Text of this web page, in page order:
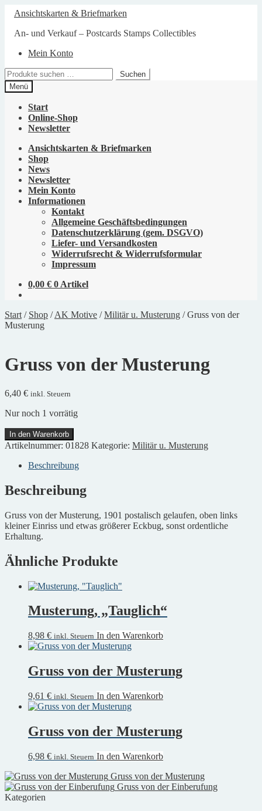
Zur
Navigation
springen
Zum
Inhalt
springen
Ansichtskarten & Briefmarken
An- und Verkauf – Postcards Stamps Collectibles
Mein Konto
Suchen
nach:
Suchen
Menü
Start
Online-Shop
Newsletter
Ansichtskarten & Briefmarken
Shop
News
Newsletter
Mein Konto
Informationen
Kontakt
Allgemeine Geschäftsbedingungen
Datenschutzerklärung (gem. DSGVO)
Liefer- und Versandkosten
Widerrufsrecht & Widerrufsformular
Impressum
0,00 € 0 Artikel
Start / Shop /AK Motive /Militär u. Musterung /Gruss von der
Musterung
Gruss von der Musterung
6,40 € inkl. Steuern
Nur noch 1 vorrätig
Gruss
von
Musterung
In den Warenkorb
Artikelnummer: 01828 Kategorie: Militär u. Musterung
Beschreibung
Beschreibung
Gruss von der Musterung, 1901 postalisch gelaufen, oben links
kleiner Einriss und etwas größerer Eckbug, sonst ordentliche
Erhaltung.
Ähnliche Produkte
Musterung, „Tauglich“
8,98 € inkl. Steuern In den Warenkorb
Gruss von der Musterung
9,61 € inkl. Steuern In den Warenkorb
Gruss von der Musterung
6,98 € inkl. Steuern In den Warenkorb
Gruss von der Musterung
Gruss von der Einberufung
Kategorien